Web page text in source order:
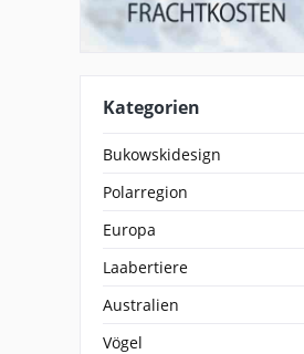
Kategorien
Bukowskidesign
Polarregion
Europa
Laabertiere
Australien
Vögel